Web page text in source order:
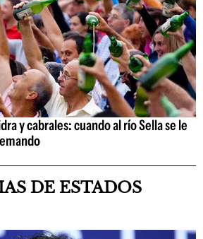
y cabrales: cuando al río Sella se le
DE ESTADOS